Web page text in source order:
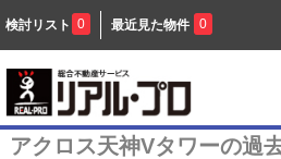
検討リスト 0 最近見た物件 0
アクロス天神Vタワーの過